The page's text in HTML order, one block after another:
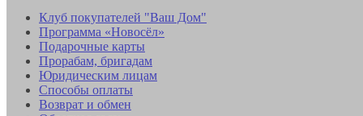
Клуб покупателей "Ваш Дом"
Программа «Новосёл»
Подарочные карты
Прорабам, бригадам
Юридическим лицам
Способы оплаты
Возврат и обмен